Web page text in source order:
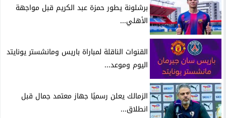
برشلونة يطور حمزة عبد الكريم قبل مواجهة
الأهلي...
القنوات الناقلة لمباراة باريس ومانشستر يونايتد
اليوم وموعد...
الزمالك يعلن رسميًا جهاز معتمد جمال قبل
انطلاق...